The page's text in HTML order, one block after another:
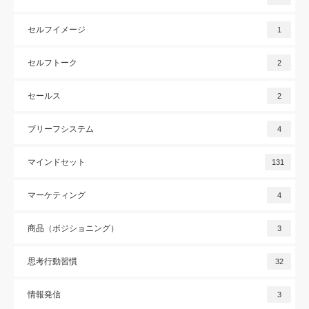
セルフイメージ 1
セルフトーク 2
セールス 2
ブリーフシステム 4
マインドセット 131
マーケティング 4
商品（ポジショニング） 3
思考行動習慣 32
情報発信 3